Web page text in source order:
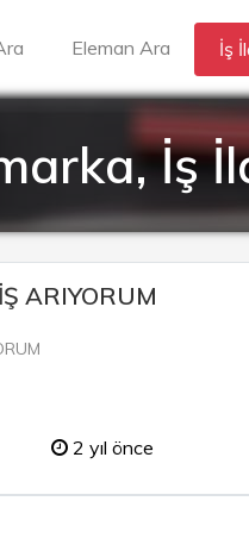
Eleman Ara İş
İş
ARIYORUM
2 yıl önce